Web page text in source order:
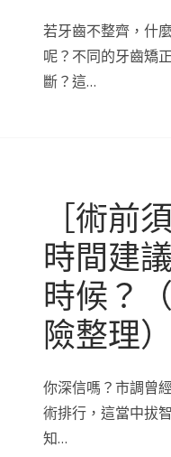
若牙齒不整齊，什
呢？不同的牙齒矯
斷？這…
［術前
時間建
時候？
險整理）
你深信嗎？市調曾
術排行，這當中拔
知…